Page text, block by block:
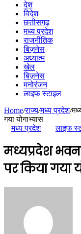
देश
विदेश
छत्तीसगढ़
मध्य प्रदेश
राजनीतिक
बिज़नेस
अध्यात्म
खेल
बिज़नेस
मनोरंजन
लाइफ स्टाइल
Home/राज्य/मध्य प्रदेश/
गया योगाभ्यास
मध्य प्रदेश
लाइफ
मध्यप्रदेश भवन
पर किया गया